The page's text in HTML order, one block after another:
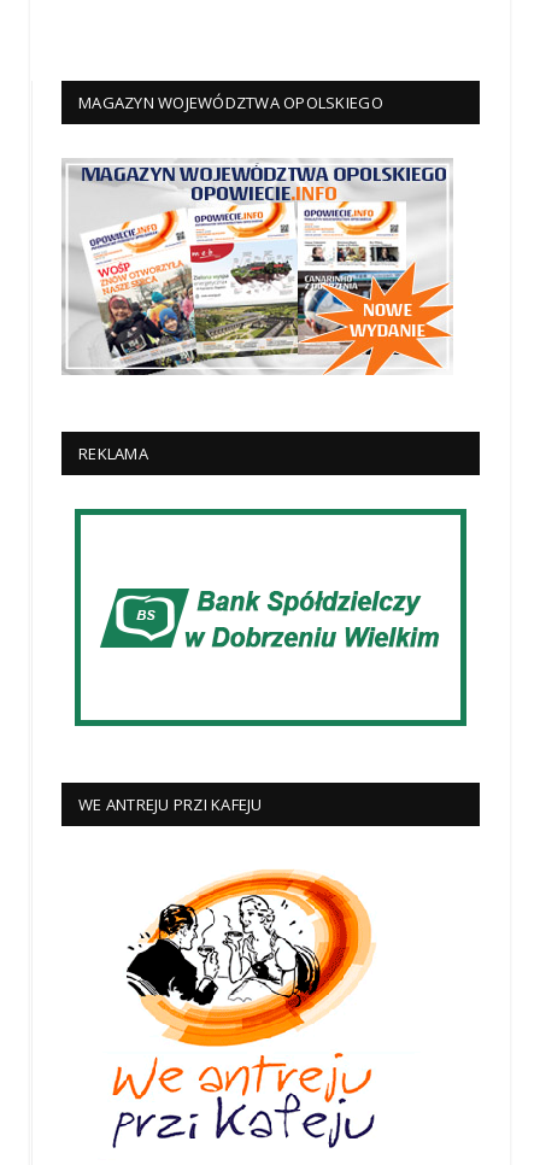
MAGAZYN WOJEWÓDZTWA OPOLSKIEGO
REKLAMA
WE ANTREJU PRZI KAFEJU